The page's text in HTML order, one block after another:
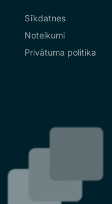
Sīkdatnes
Noteikumi
Privātuma politika